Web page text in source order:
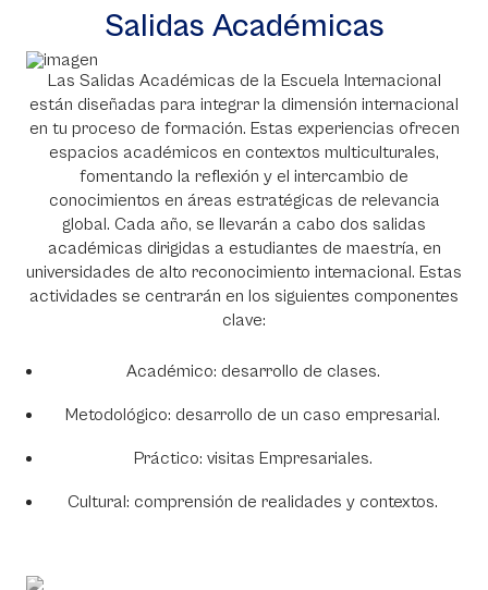
Salidas Académicas
Las Salidas Académicas de la Escuela Internacional
están diseñadas para integrar la dimensión internacional
en tu proceso de formación. Estas experiencias ofrecen
espacios académicos en contextos multiculturales,
fomentando la reflexión y el intercambio de
conocimientos en áreas estratégicas de relevancia
global. Cada año, se llevarán a cabo dos salidas
académicas dirigidas a estudiantes de maestría, en
universidades de alto reconocimiento internacional. Estas
actividades se centrarán en los siguientes componentes
clave:
Académico: desarrollo de clases.
Metodológico: desarrollo de un caso empresarial.
Práctico: visitas Empresariales.
Cultural: comprensión de realidades y contextos.